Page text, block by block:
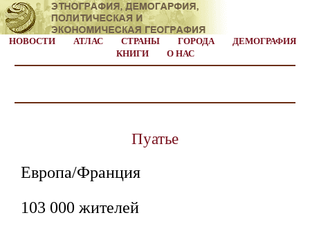
НОВОСТИ АТЛАС СТРАНЫ ГОРОДА
ДЕМОГРАФИЯ
КНИГИ
О НАС
Пуатье
Европа/Франция
103 000 жителей